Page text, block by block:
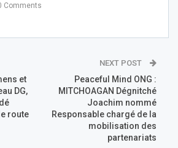
Comments
et
DG,
route
NEXT POST
Peaceful Mind ONG :
MITCHOAGAN Dégnitché
Joachim nommé
Responsable chargé de la
mobilisation des
partenariats